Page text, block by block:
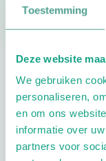
Toestemming
Deze website
We gebruiken
personaliseren,
en om ons
informatie over
partners voor
pedicure.